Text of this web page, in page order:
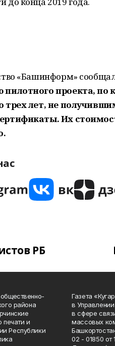
«Башинформ»
пилотного проекта,
трех лет, не
Их
РБ
района
печати и
Республики
Газета
в
в сфере
массовых
02 - 01850 от